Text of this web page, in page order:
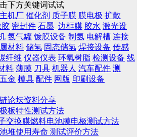
下方关键词试试
主机厂 催化剂 质子膜 膜电极 扩散
胶 密封件 石墨 边框膜 胶水 激光设
氢气罐 镀膜设备 制氢 电解槽 连接
材料 储氢 固态储氢 焊接设备 传感
纤维 仪器仪表 环氧树脂 检测设备 线
料 薄膜 刀具 机器人 汽车配件 测
五金 模具 配件 网版 印刷设备
论坛资料分享
板特性测试方法
交换膜燃料电池膜电极测试方法
堆使用寿命 测试评价方法